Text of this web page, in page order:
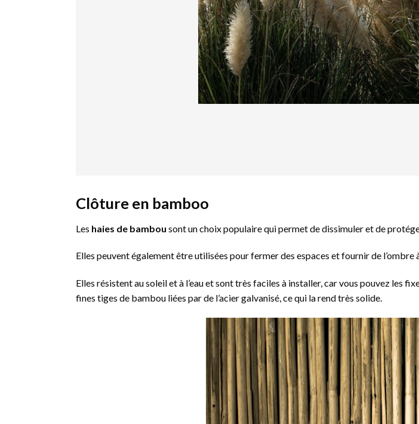
Clôture en bamboo
Les haies de bambou sont un choix populaire qui permet de dissimuler et de
Elles peuvent également être utilisées pour fermer des espaces et fournir de l’ombre
Elles résistent au soleil et à l’eau et sont très faciles à installer, car vous pouvez les
fines tiges de bambou liées par de l’acier galvanisé, ce qui la rend très solide.